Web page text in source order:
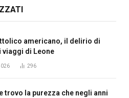
americano, il delirio di
viaggi di Leone
296
trovo la purezza che negli anni